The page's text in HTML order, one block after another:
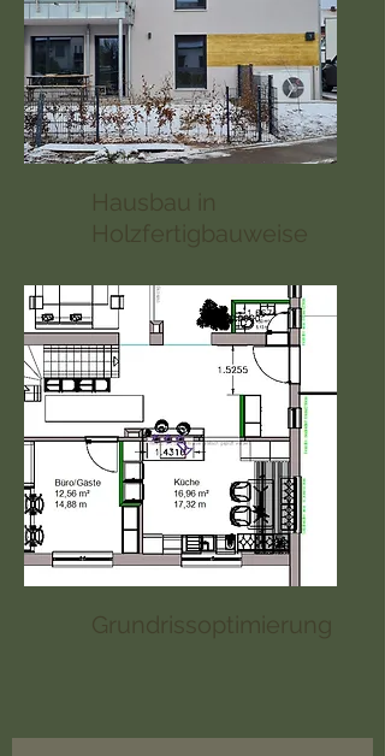
Hausbau in
Holzfertigbauweise
Grundrissoptimierung